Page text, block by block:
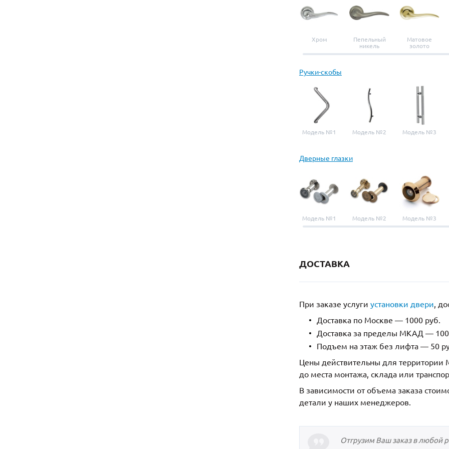
Хром
Пепельный
никель
Матовое
золото
Ручки-скобы
Модель №1 Модель №2 Модель №3
Дверные глазки
Модель №1 Модель №2 Модель №3
ДОСТАВКА
При заказе услуги установки двери,
Доставка по Москве — 1000 руб.
Доставка за пределы МКАД —
Подъем на этаж без лифта — 50
Цены действительны для территории
до места монтажа, склада или
В зависимости от объема заказа
детали у наших менеджеров.
Отгрузим Ваш заказ в любой